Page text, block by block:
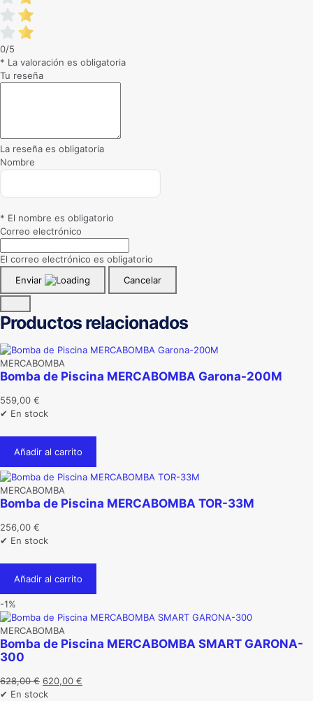
0/5
* La valoración es obligatoria
Tu reseña
La reseña es obligatoria
Nombre
* El nombre es obligatorio
Correo electrónico
El correo electrónico es obligatorio
Enviar
Cancelar
Productos relacionados
MERCABOMBA
Bomba de Piscina MERCABOMBA Garona-200M
559,00 €
✔ En stock
Añadir al carrito
MERCABOMBA
Bomba de Piscina MERCABOMBA TOR-33M
256,00 €
✔ En stock
Añadir al carrito
-1%
MERCABOMBA
Bomba de Piscina MERCABOMBA SMART GARONA-
300
628,00€ El
precio
620,00 €
✔ En stock